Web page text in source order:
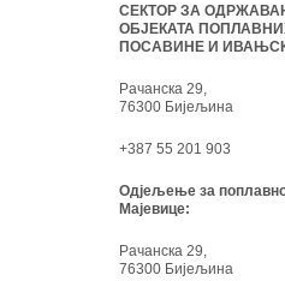
СЕКТОР ЗА
ОБЈЕКАТА
ПОСАВИНЕ И
Рачанска 29,
76300 Бијељина
+387 55 201 903
Одјељење за
Мајевице:
Рачанска 29,
76300 Бијељина